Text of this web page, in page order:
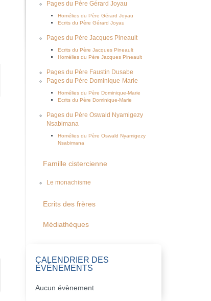
Pages du Père Gérard Joyau
Homélies du Père Gérard Joyau
Ecrits du Père Gérard Joyau
Pages du Père Jacques Pineault
Ecrits du Père Jacques Pineault
Homélies du Père Jacques Pineault
Pages du Père Faustin Dusabe
Pages du Père Dominique-Marie
Homélies du Père Dominique-Marie
Ecrits du Père Dominique-Marie
Pages du Père Oswald Nyamigezy
Nsabimana
Homélies du Père Oswald Nyamigezy
Nsabimana
Famille cistercienne
Le monachisme
Ecrits des frères
Médiathèques
CALENDRIER DES
ÉVÈNEMENTS
Aucun évènement